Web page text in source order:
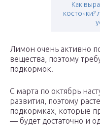
Как
Лимон очень активно
вещества, поэтому
подкормок.
С марта по октябрь
развития, поэтому
подкормках, которые
— будет достаточно и